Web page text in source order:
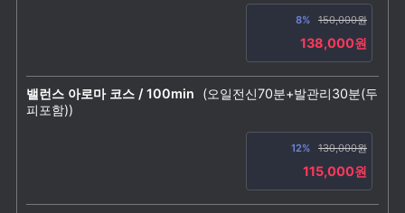
8% 150,000원
138,000원
밸런스 아로마 코스 / 100min
(오일전신70분+발관리30분(두
피포함))
12% 130,000원
115,000원